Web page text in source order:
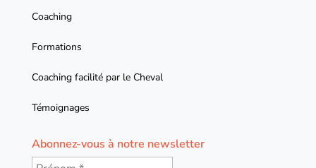
Coaching
Formations
Coaching facilité par le Cheval
Témoignages
Abonnez-vous à notre newsletter